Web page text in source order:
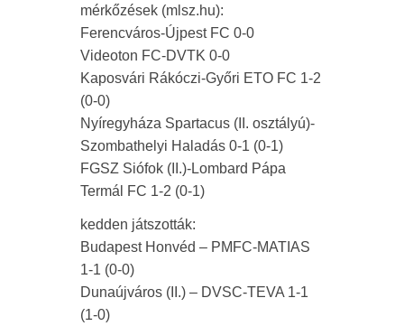
mérkőzések (mlsz.hu):
Ferencváros-Újpest FC 0-0
Videoton FC-DVTK 0-0
Kaposvári Rákóczi-Győri ETO FC 1-2
(0-0)
Nyíregyháza Spartacus (II. osztályú)-
Szombathelyi Haladás 0-1 (0-1)
FGSZ Siófok (II.)-Lombard Pápa
Termál FC 1-2 (0-1)
kedden játszották:
Budapest Honvéd – PMFC-MATIAS
1-1 (0-0)
Dunaújváros (II.) – DVSC-TEVA 1-1
(1-0)